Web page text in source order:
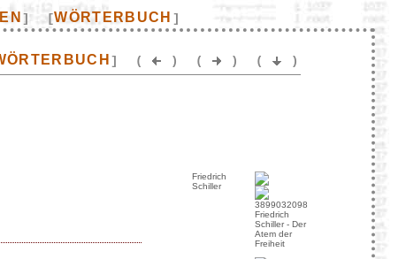
] [WÖRTERBUCH ]
] ( ) ( ) ( )
Friedrich
Schiller
Friedrich
Schiller - Der
Atem der
Freiheit